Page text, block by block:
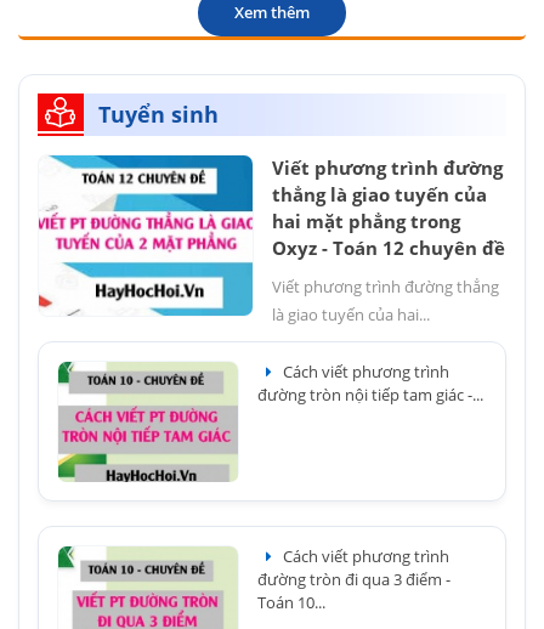
Xem thêm
Tuyển sinh
Viết phương trình đường
thẳng là giao tuyến của
hai mặt phẳng trong
Oxyz - Toán 12 chuyên đề
Viết phương trình đường thẳng
là giao tuyến của hai...
Cách viết phương trình
đường tròn nội tiếp tam giác -...
Cách viết phương trình
đường tròn đi qua 3 điểm -
Toán 10...